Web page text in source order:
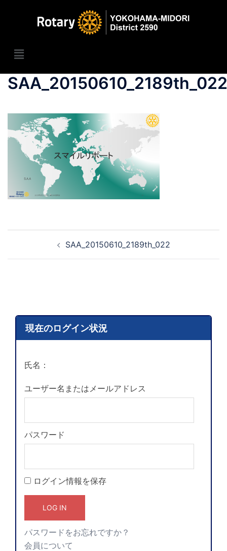
SAA_20150610_2189th_022
SAA_20150610_2189th_022
現在のログイン状況
氏名：
ユーザー名またはメールアドレス
パスワード
ログイン情報を保存
パスワードをお忘れですか？
会員について